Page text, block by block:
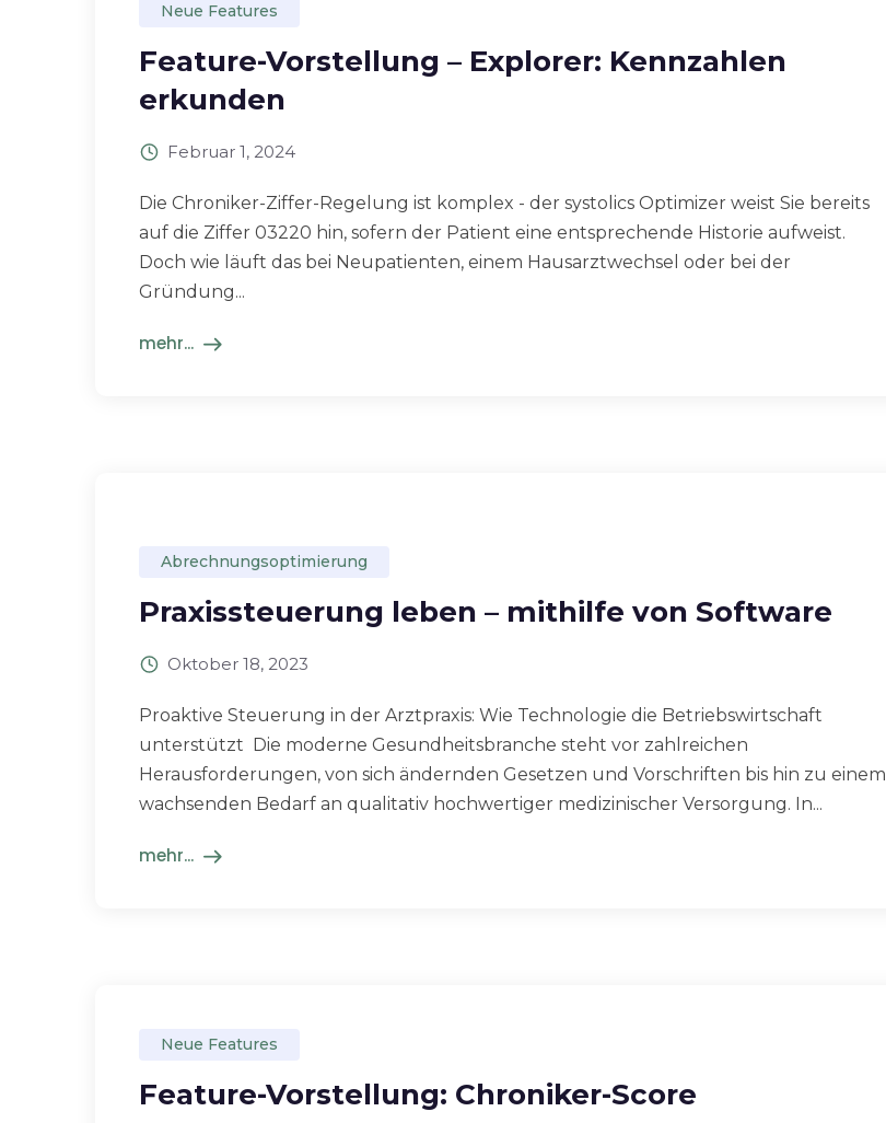
Neue Features
Feature-Vorstellung – Explorer: Kennzahlen
erkunden
Februar 1, 2024
Die Chroniker-Ziffer-Regelung ist komplex - der systolics Optimizer weist Sie bereits
auf die Ziffer 03220 hin, sofern der Patient eine entsprechende Historie aufweist.
Doch wie läuft das bei Neupatienten, einem Hausarztwechsel oder bei der
Gründung...
mehr...
Abrechnungsoptimierung
Praxissteuerung leben – mithilfe von Software
Oktober 18, 2023
Proaktive Steuerung in der Arztpraxis: Wie Technologie die Betriebswirtschaft
unterstützt Die moderne Gesundheitsbranche steht vor zahlreichen
Herausforderungen, von sich ändernden Gesetzen und Vorschriften bis hin zu einem
wachsenden Bedarf an qualitativ hochwertiger medizinischer Versorgung. In...
mehr...
Neue Features
Feature-Vorstellung: Chroniker-Score